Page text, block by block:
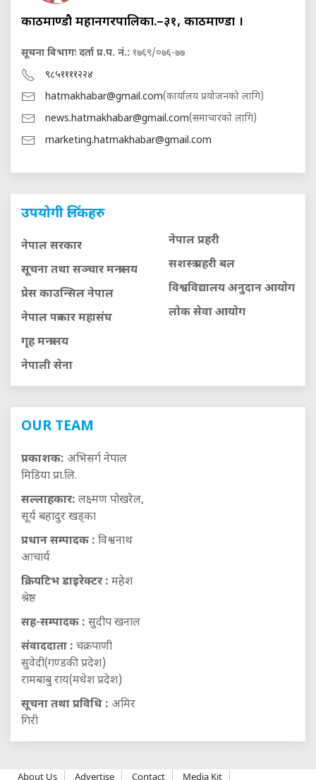
काठमाण्डौ महानगरपालिका.–३१, काठमाण्डौं ।
सूचना विभागः दर्ता प्र.प. नं.: १७६९/०७६-७७
९८५११११२२४
hatmakhabar@gmail.com(कार्यालय प्रयोजनको लागि)
news.hatmakhabar@gmail.com(समाचारको लागि)
marketing.hatmakhabar@gmail.com
उपयोगी लिंकहरु
नेपाल सरकार
सूचना तथा सञ्चार मन्त्रालय
प्रेस काउन्सिल नेपाल
नेपाल पत्रकार महासंघ
गृह मन्त्रालय
नेपाली सेना
नेपाल प्रहरी
सशस्त्र प्रहरी बल
विश्वविद्यालय अनुदान आयाेग
लाेक सेवा आयाेग
OUR TEAM
प्रकाशक: अभिसर्ग नेपाल
मिडिया प्रा.लि.
सल्लाहकार: लक्ष्मण पोखरेल,
सूर्य बहादुर खड्का
प्रधान सम्पादक : विश्वनाथ
आचार्य
क्रियटिभ डाइरेक्टर : महेश
श्रेष्ठ
सह-सम्पादक : सुदीप खनाल
संवाददाता : चक्रपाणी
सुवेदी(गण्डकी प्रदेश)
रामबाबु राय(मधेश प्रदेश)
सूचना तथा प्रविधि : अमिर
गिरी
About Us Advertise Contact Media Kit